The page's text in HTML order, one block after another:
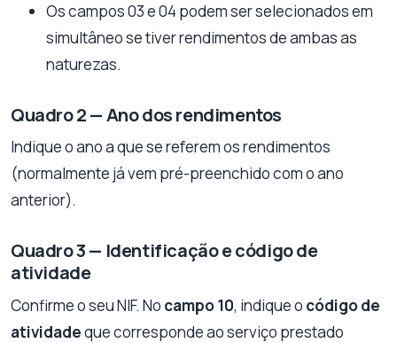
Os campos 03 e 04 podem ser selecionados em
simultâneo se tiver rendimentos de ambas as
naturezas.
Quadro 2 — Ano dos rendimentos
Indique o ano a que se referem os rendimentos
(normalmente já vem pré-preenchido com o ano
anterior).
Quadro 3 — Identificação e código de
atividade
Confirme o seu NIF. No campo 10, indique o código de
atividadeque corresponde ao serviço prestado